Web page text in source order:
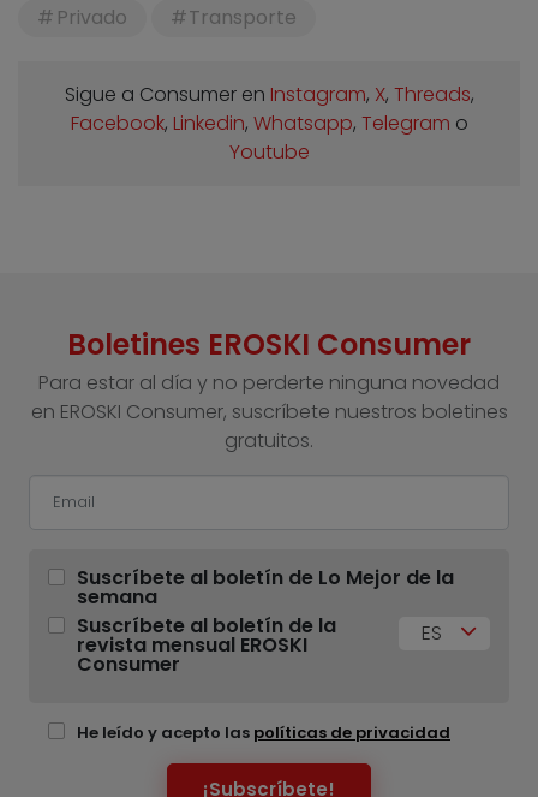
Privado Transporte
Sigue a Consumer en Instagram, X, Threads,
Facebook, Linkedin, Whatsapp, Telegram o
Youtube
Boletines EROSKI Consumer
Para estar al día y no perderte ninguna novedad
en EROSKI Consumer, suscríbete nuestros boletines
gratuitos.
Suscríbete al boletín de Lo Mejor de la
semana
Suscríbete al boletín de la
revista mensual EROSKI
Consumer
ES
He leído y acepto las políticas de privacidad
¡Subscríbete!